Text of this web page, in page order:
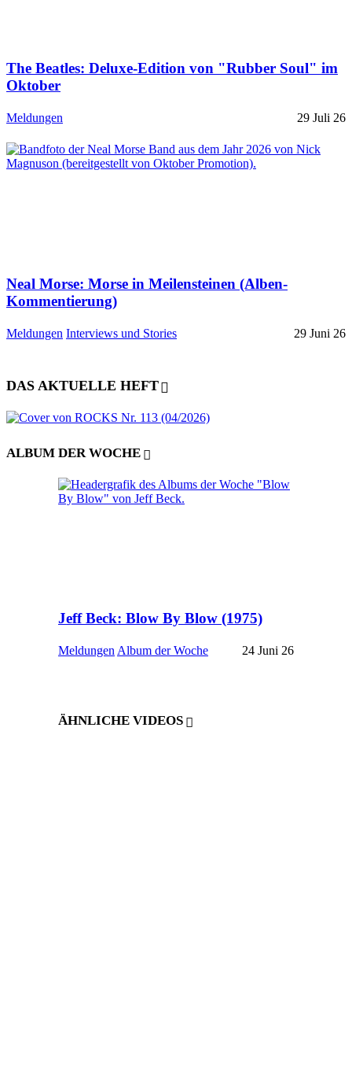
The Beatles: Deluxe-Edition von "Rubber Soul" im
Oktober
Meldungen 29 Juli 26
Neal Morse: Morse in Meilensteinen (Alben-
Kommentierung)
Meldungen Interviews und Stories 29 Juni 26
DAS AKTUELLE HEFT
ALBUM DER WOCHE
Jeff Beck: Blow By Blow (1975)
Meldungen Album der Woche 24 Juni 26
ÄHNLICHE VIDEOS